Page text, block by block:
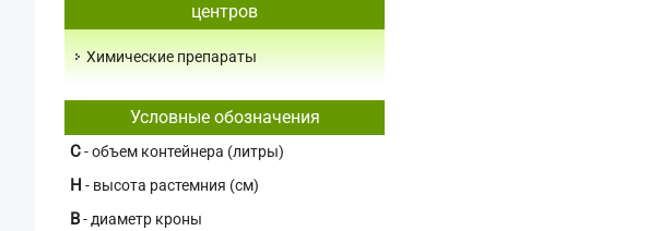
центров
Химические препараты
Условные обозначения
C- объем контейнера (литры)
H - высота растемния (см)
В- диаметр кроны